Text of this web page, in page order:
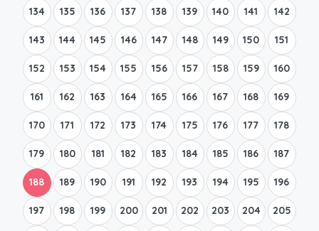
134 135 136 137 138 139 140 141 142
143 144 145 146 147 148 149 150 151
152 153 154 155 156 157 158 159 160
161 162 163 164 165 166 167 168 169
170 171 172 173 174 175 176 177 178
179 180 181 182 183 184 185 186 187
188 189 190 191 192 193 194 195 196
197 198 199 200 201 202 203 204 205